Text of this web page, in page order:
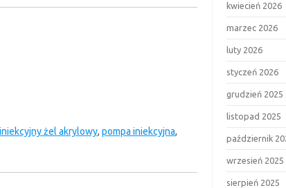
iniekcyjny żel akrylowy, pompa iniekcyjna,
kwiecień 2026
marzec 2026
luty 2026
styczeń 2026
grudzień 2025
listopad 2025
październik
wrzesień 2025
sierpień 2025